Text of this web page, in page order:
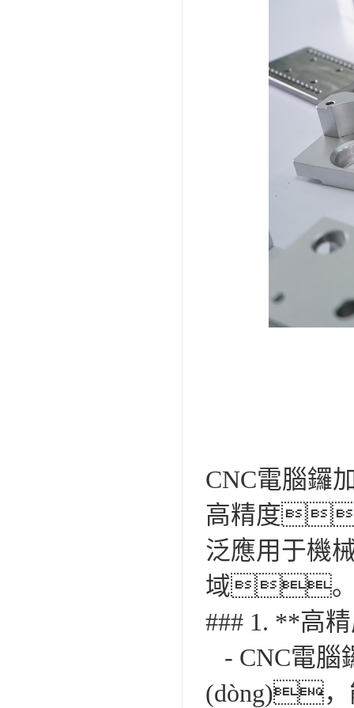
CNC電腦鑼
高精度
泛應用于
域。
### 1. **高
- CNC電腦
(dòng)，